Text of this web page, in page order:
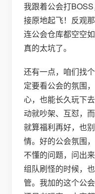
我跟着公会打
接原地起飞！反观
连公会仓库都空空
真的太坑了。
还有一点，咱们找
定要看公会的氛围
心，也能长久玩下
动就吵架、互怼，
就算福利再好，也
情。好的公会氛围
不懂的问题，问出
组队刷怪的时候，
管。我加的这个公